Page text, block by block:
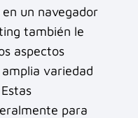
en un navegador
también le
aspectos
variedad
para